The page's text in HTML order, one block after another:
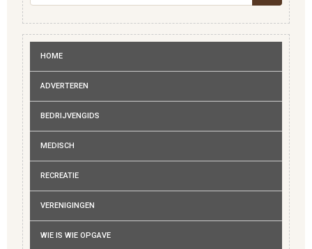
HOME
ADVERTEREN
BEDRIJVENGIDS
MEDISCH
RECREATIE
VERENIGINGEN
WIE IS WIE OPGAVE